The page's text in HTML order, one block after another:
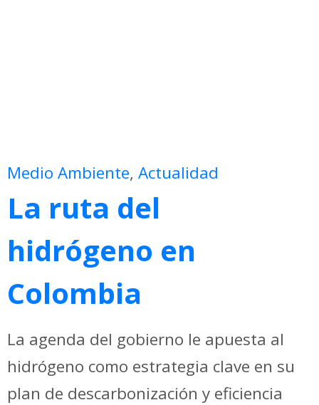
Medio Ambiente, Actualidad
La ruta del
hidrógeno en
Colombia
La agenda del gobierno le apuesta al
hidrógeno como estrategia clave en su
plan de descarbonización y eficiencia